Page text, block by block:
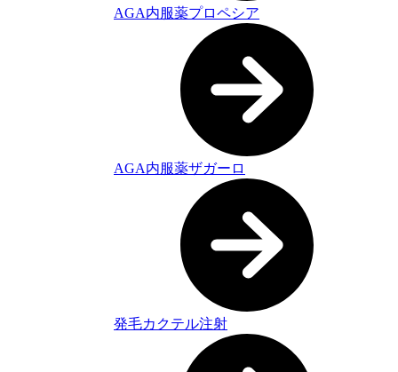
AGA内服薬プロペシア
AGA内服薬ザガーロ
発毛カクテル注射